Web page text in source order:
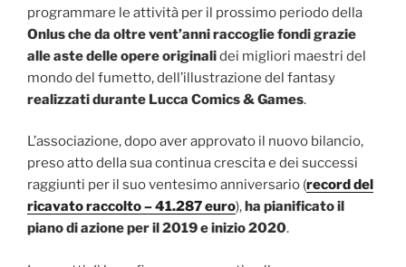
programmare le attività per il prossimo periodo della
Onlus che da oltre vent’anni raccoglie fondigrazie
alle aste delle opere originalidei migliori maestri del
mondo del fumetto, dell’illustrazione del fantasy
realizzati durante Lucca Comics & Games.
L’associazione, dopo aver approvato il nuovo bilancio,
preso atto della sua continua crescita e dei successi
raggiunti per il suo ventesimo anniversario (record del
ricavato raccolto – 41.287 euro), ha pianificato il
piano di azione per il 2019 e inizio 2020.